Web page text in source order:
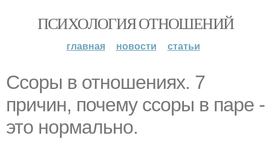
ПСИХОЛОГИЯ ОТНОШЕНИЙ
главная новости статьи
Ссоры в отношениях. 7
причин, почему ссоры в паре -
это нормально.